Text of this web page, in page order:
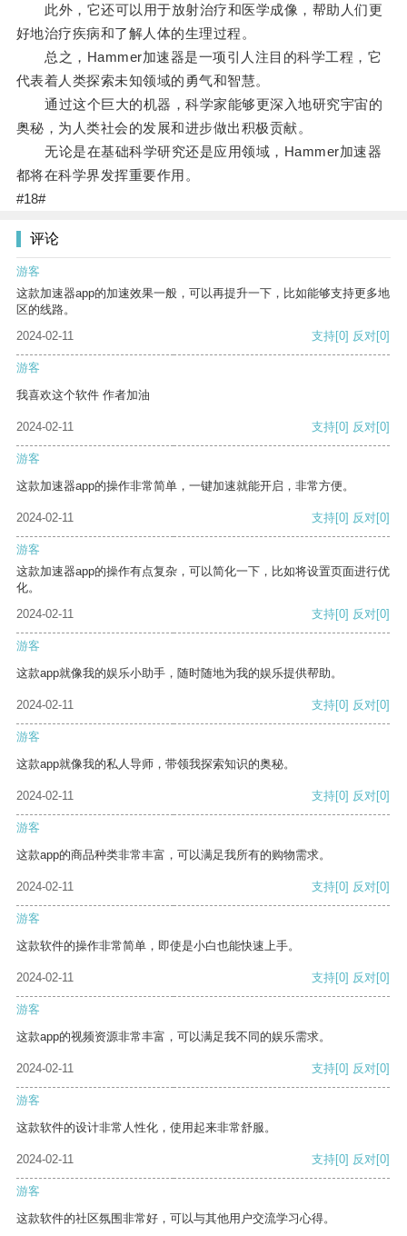
此外，它还可以用于放射治疗和医学成像，帮助人们更
好地治疗疾病和了解人体的生理过程。
总之，Hammer加速器是一项引人注目的科学工程，它
代表着人类探索未知领域的勇气和智慧。
通过这个巨大的机器，科学家能够更深入地研究宇宙的
奥秘，为人类社会的发展和进步做出积极贡献。
无论是在基础科学研究还是应用领域，Hammer加速器
都将在科学界发挥重要作用。
#18#
评论
游客
这款加速器app的加速效果一般，可以再提升一下，比如能够支持更多地
区的线路。
2024-02-11
支持[0] 反对[0]
游客
我喜欢这个软件 作者加油
2024-02-11 支持[0] 反对[0]
游客
这款加速器app的操作非常简单，一键加速就能开启，非常方便。
2024-02-11 支持[0] 反对[0]
游客
这款加速器app的操作有点复杂，可以简化一下，比如将设置页面进行优
化。
2024-02-11
支持[0] 反对[0]
游客
这款app就像我的娱乐小助手，随时随地为我的娱乐提供帮助。
2024-02-11 支持[0] 反对[0]
游客
这款app就像我的私人导师，带领我探索知识的奥秘。
2024-02-11 支持[0] 反对[0]
游客
这款app的商品种类非常丰富，可以满足我所有的购物需求。
2024-02-11 支持[0] 反对[0]
游客
这款软件的操作非常简单，即使是小白也能快速上手。
2024-02-11 支持[0] 反对[0]
游客
这款app的视频资源非常丰富，可以满足我不同的娱乐需求。
2024-02-11 支持[0] 反对[0]
游客
这款软件的设计非常人性化，使用起来非常舒服。
2024-02-11 支持[0] 反对[0]
游客
这款软件的社区氛围非常好，可以与其他用户交流学习心得。